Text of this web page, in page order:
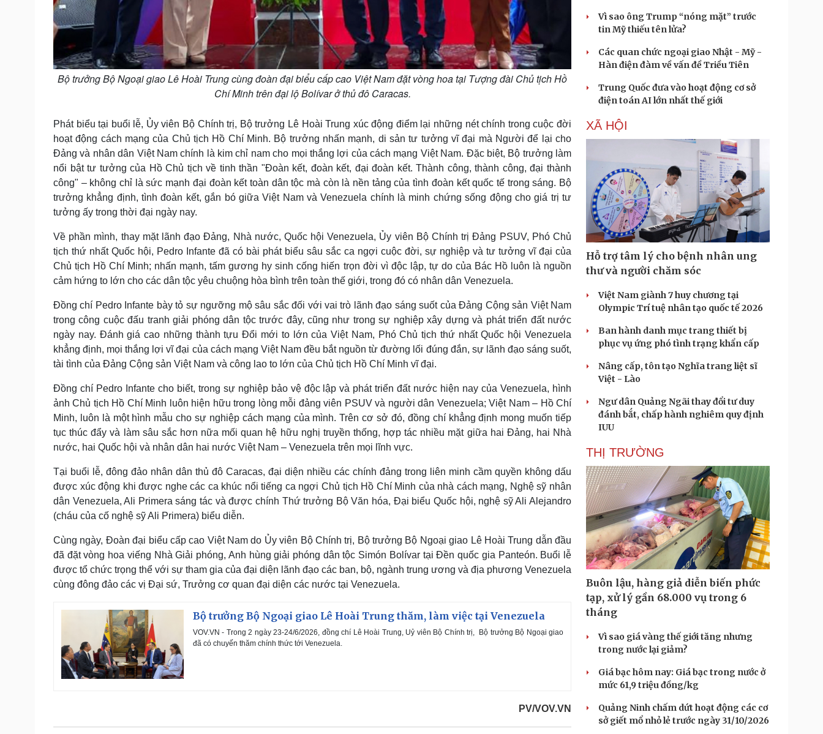
Bộ trưởng Bộ Ngoại giao Lê Hoài Trung cùng đoàn đại biểu cấp cao Việt Nam đặt vòng hoa tại Tượng đài Chủ tịch Hồ
Chí Minh trên đại lộ Bolívar ở thủ đô Caracas.
Phát biểu tại buổi lễ, Ủy viên Bộ Chính trị, Bộ trưởng Lê Hoài Trung xúc động điểm lại những nét chính trong cuộc đời
hoạt động cách mạng của Chủ tịch Hồ Chí Minh. Bộ trưởng nhấn mạnh, di sản tư tưởng vĩ đại mà Người để lại cho
Đảng và nhân dân Việt Nam chính là kim chỉ nam cho mọi thắng lợi của cách mạng Việt Nam. Đặc biệt, Bộ trưởng làm
nổi bật tư tưởng của Hồ Chủ tịch về tinh thần "Đoàn kết, đoàn kết, đại đoàn kết. Thành công, thành công, đại thành
công" – không chỉ là sức mạnh đại đoàn kết toàn dân tộc mà còn là nền tảng của tình đoàn kết quốc tế trong sáng. Bộ
trưởng khẳng định, tình đoàn kết, gắn bó giữa Việt Nam và Venezuela chính là minh chứng sống động cho giá trị tư
tưởng ấy trong thời đại ngày nay.
Về phần mình, thay mặt lãnh đạo Đảng, Nhà nước, Quốc hội Venezuela, Ủy viên Bộ Chính trị Đảng PSUV, Phó Chủ
tịch thứ nhất Quốc hội, Pedro Infante đã có bài phát biểu sâu sắc ca ngợi cuộc đời, sự nghiệp và tư tưởng vĩ đại của
Chủ tịch Hồ Chí Minh; nhấn mạnh, tấm gương hy sinh cống hiến trọn đời vì độc lập, tự do của Bác Hồ luôn là nguồn
cảm hứng to lớn cho các dân tộc yêu chuộng hòa bình trên toàn thế giới, trong đó có nhân dân Venezuela.
Đồng chí Pedro Infante bày tỏ sự ngưỡng mộ sâu sắc đối với vai trò lãnh đạo sáng suốt của Đảng Cộng sản Việt Nam
trong công cuộc đấu tranh giải phóng dân tộc trước đây, cũng như trong sự nghiệp xây dựng và phát triển đất nước
ngày nay. Đánh giá cao những thành tựu Đổi mới to lớn của Việt Nam, Phó Chủ tịch thứ nhất Quốc hội Venezuela
khẳng định, mọi thắng lợi vĩ đại của cách mạng Việt Nam đều bắt nguồn từ đường lối đúng đắn, sự lãnh đạo sáng suốt,
tài tình của Đảng Cộng sản Việt Nam và công lao to lớn của Chủ tịch Hồ Chí Minh vĩ đại.
Đồng chí Pedro Infante cho biết, trong sự nghiệp bảo vệ độc lập và phát triển đất nước hiện nay của Venezuela, hình
ảnh Chủ tịch Hồ Chí Minh luôn hiện hữu trong lòng mỗi đảng viên PSUV và người dân Venezuela; Việt Nam – Hồ Chí
Minh, luôn là một hình mẫu cho sự nghiệp cách mạng của mình. Trên cơ sở đó, đồng chí khẳng định mong muốn tiếp
tục thúc đẩy và làm sâu sắc hơn nữa mối quan hệ hữu nghị truyền thống, hợp tác nhiều mặt giữa hai Đảng, hai Nhà
nước, hai Quốc hội và nhân dân hai nước Việt Nam – Venezuela trên mọi lĩnh vực.
Tại buổi lễ, đông đảo nhân dân thủ đô Caracas, đại diện nhiều các chính đảng trong liên minh cầm quyền không dấu
được xúc động khi được nghe các ca khúc nổi tiếng ca ngợi Chủ tịch Hồ Chí Minh của nhà cách mạng, Nghệ sỹ nhân
dân Venezuela, Ali Primera sáng tác và được chính Thứ trưởng Bộ Văn hóa, Đại biểu Quốc hội, nghệ sỹ Ali Alejandro
(cháu của cố nghệ sỹ Ali Primera) biểu diễn.
Cùng ngày, Đoàn đại biểu cấp cao Việt Nam do Ủy viên Bộ Chính trị, Bộ trưởng Bộ Ngoại giao Lê Hoài Trung dẫn đầu
đã đặt vòng hoa viếng Nhà Giải phóng, Anh hùng giải phóng dân tộc Simón Bolívar tại Đền quốc gia Panteón. Buổi lễ
được tổ chức trọng thể với sự tham gia của đại diện lãnh đạo các ban, bộ, ngành trung ương và địa phương Venezuela
cùng đông đảo các vị Đại sứ, Trưởng cơ quan đại diện các nước tại Venezuela.
Bộ trưởng Bộ Ngoại giao Lê Hoài Trung thăm, làm việc tại Venezuela
VOV.VN - Trong 2 ngày 23-24/6/2026, đồng chí Lê Hoài Trung, Uỷ viên Bộ Chính trị, Bộ trưởng Bộ Ngoại giao
đã có chuyến thăm chính thức tới Venezuela.
PV/VOV.VN
Vì sao ông Trump “nóng mặt” trước
tin Mỹ thiếu tên lửa?
Các quan chức ngoại giao Nhật - Mỹ -
Hàn điện đàm về vấn đề Triều Tiên
Trung Quốc đưa vào hoạt động cơ sở
điện toán AI lớn nhất thế giới
XÃ HỘI
Hỗ trợ tâm lý cho bệnh nhân ung
thư và người chăm sóc
Việt Nam giành 7 huy chương tại
Olympic Trí tuệ nhân tạo quốc tế 2026
Ban hành danh mục trang thiết bị
phục vụ ứng phó tình trạng khẩn cấp
Nâng cấp, tôn tạo Nghĩa trang liệt sĩ
Việt - Lào
Ngư dân Quảng Ngãi thay đổi tư duy
đánh bắt, chấp hành nghiêm quy định
IUU
THỊ TRƯỜNG
Buôn lậu, hàng giả diễn biến phức
tạp, xử lý gần 68.000 vụ trong 6
tháng
Vì sao giá vàng thế giới tăng nhưng
trong nước lại giảm?
Giá bạc hôm nay: Giá bạc trong nước ở
mức 61,9 triệu đồng/kg
Quảng Ninh chấm dứt hoạt động các cơ
sở giết mổ nhỏ lẻ trước ngày 31/10/2026